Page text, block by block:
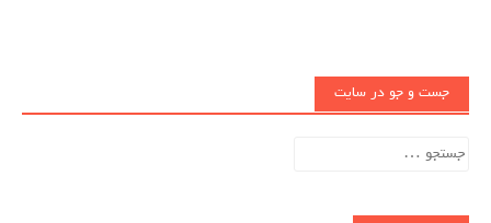
جست و جو در سایت
جستجو